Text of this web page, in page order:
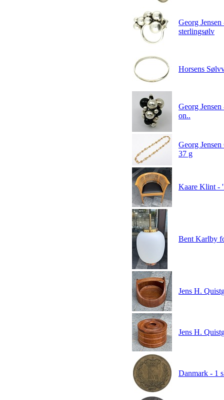
Georg
sterlingsølv
Horsens
Georg
on..
Georg
37 g
Kaare Klint -
Bent Karlby
Jens H.
Jens H.
Danmark - 1